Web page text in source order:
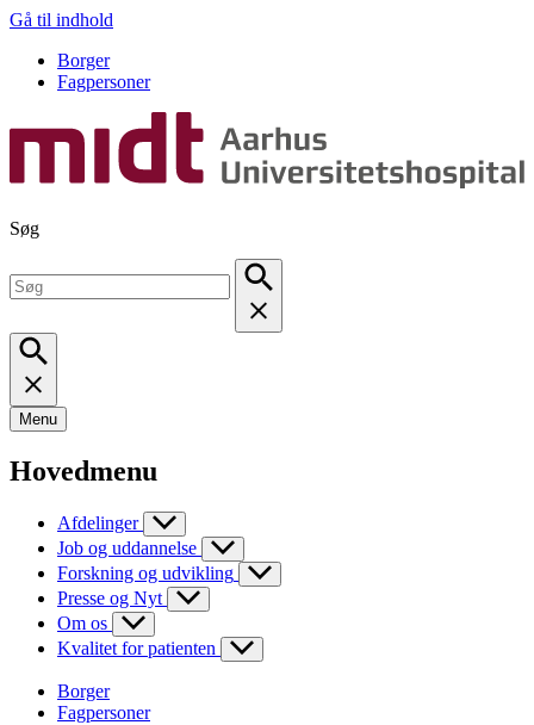
Gå til indhold
Borger
Fagpersoner
Søg
Menu
Hovedmenu
Afdelinger
Job og uddannelse
Forskning og udvikling
Presse og Nyt
Om os
Kvalitet for patienten
Borger
Fagpersoner